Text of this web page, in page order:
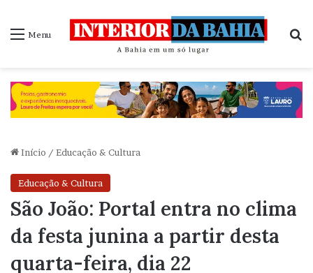
Menu
Início / Educação & Cultura
Educação & Cultura
São João: Portal entra no clima
da festa junina a partir desta
quarta-feira, dia 22